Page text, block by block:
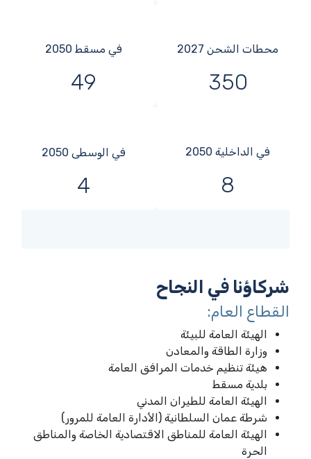
محطات الشحن 2027
350
في مسقط 2050
49
في الداخلية 2050
8
في الوسطى 2050
4
شركاؤنا في النجاح
القطاع العام:
الهيئة العامة للبيئة
وزارة الطاقة والمعادن
هيئة تنظيم خدمات المرافق العامة
بلدية مسقط
الهيئة العامة للطيران المدني
شرطة عمان السلطانية (الأدارة العامة للمرور)
الهيئة العامة للمناطق الاقتصادية الخاصة والمناطق
الحرة